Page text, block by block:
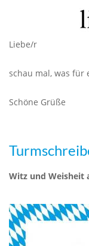
Liebe/r
schau mal, was für
Schöne Grüße
Witz und Weisheit